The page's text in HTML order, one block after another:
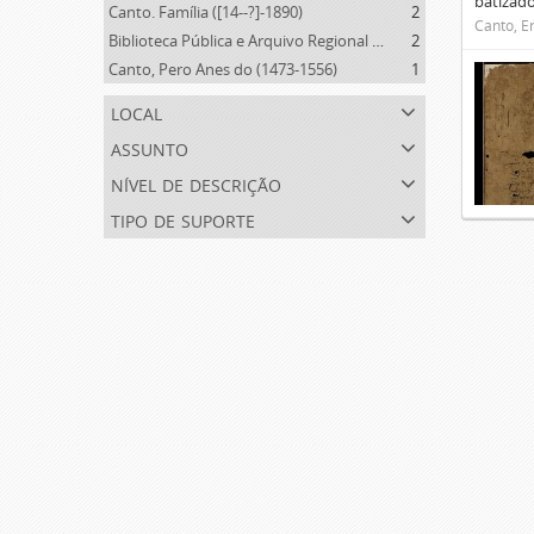
Canto. Família ([14--?]-1890)
2
Biblioteca Pública e Arquivo Regional de Ponta Delgada (1841- )
2
Canto, Pero Anes do (1473-1556)
1
local
assunto
nível de descrição
tipo de suporte
Canto,